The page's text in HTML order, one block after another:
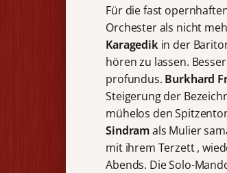
Für die fast
Orchester als nicht
Karagedik in der
hören zu lassen.
profundus. Burkhard
Steigerung der
mühelos den
Sindramals Mulier
mit ihrem Terzett ,
Abends. Die Solo-